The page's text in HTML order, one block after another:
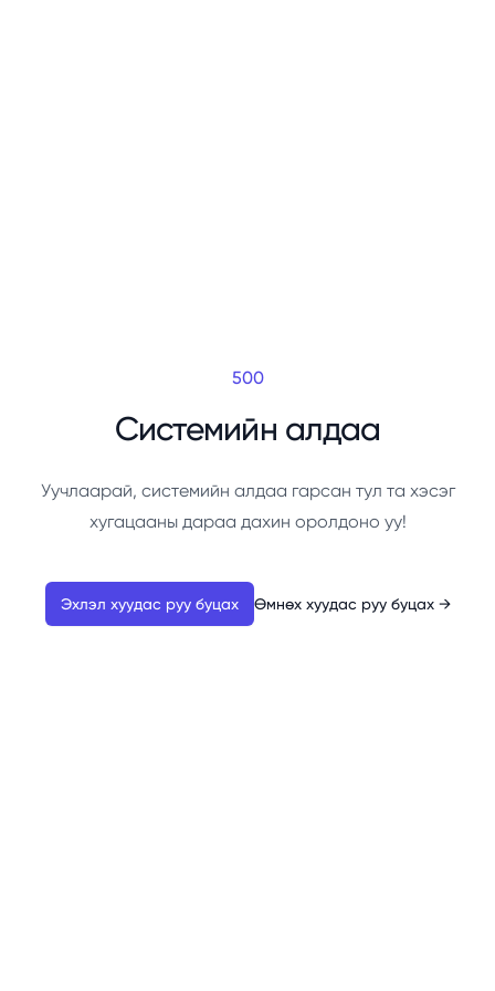
500
Системийн алдаа
Уучлаарай, системийн алдаа гарсан тул та хэсэг
хугацааны дараа дахин оролдоно уу!
Эхлэл хуудас руу буцах Өмнөх хуудас руу буцах →